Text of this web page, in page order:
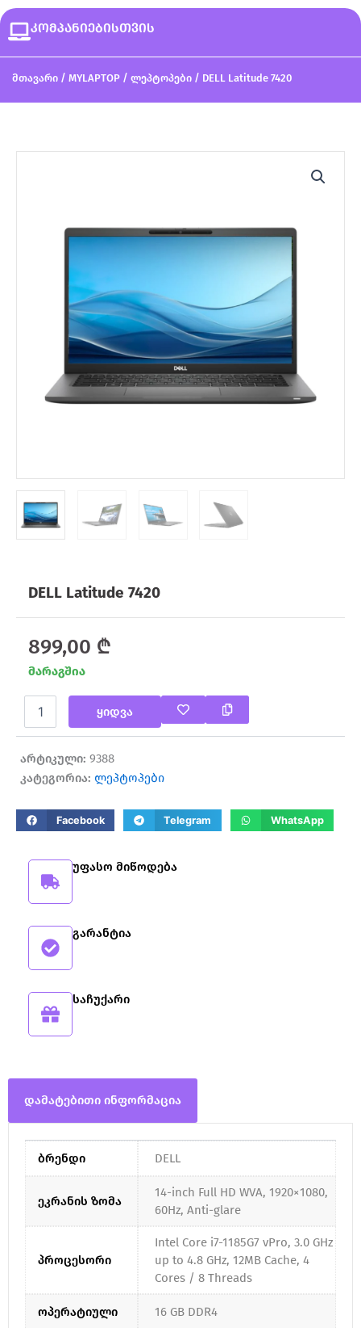
კომპანიებისთვის
მთავარი / MYLAPTOP / ლეპტოპები / DELL Latitude 7420
DELL Latitude 7420
899,00 ₾
მარაგშია
რაოდენობა:
DELL
Latitude
7420
ყიდვა
არტიკული: 9388
კატეგორია: ლეპტოპები
Facebook Telegram WhatsApp
უფასო მიწოდება
გარანტია
საჩუქარი
დამატებითი ინფორმაცია
ბრენდი DELL
ეკრანის ზომა
14-inch Full HD WVA, 1920×1080,
60Hz, Anti-glare
პროცესორი
Intel Core i7-1185G7 vPro, 3.0 GHz
up to 4.8 GHz, 12MB Cache, 4
Cores / 8 Threads
ოპერატიული 16 GB DDR4